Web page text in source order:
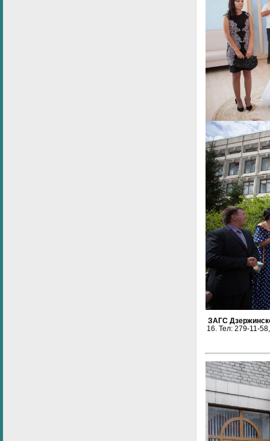
ЗАГС
16.Тел:279-11-